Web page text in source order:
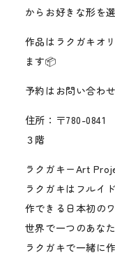
からお好きな形を
作品はラクガキオ
ます📦
予約はお問い合わ
住所：〒780-0841
３階
ラクガキーArt
ラクガキはフルイ
作できる日本初の
世界で一つのあな
ラクガキで一緒に